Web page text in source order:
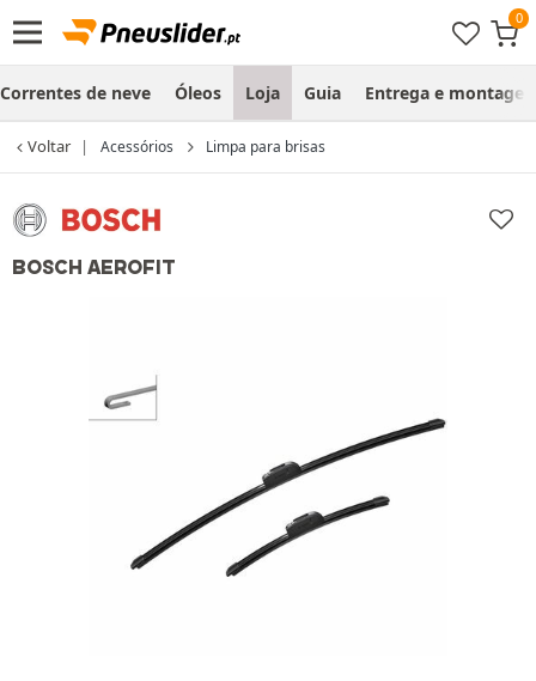
Correntes de neve Óleos Loja Guia Entrega e
Voltar Acessórios Limpa para brisas
BOSCH AEROFIT